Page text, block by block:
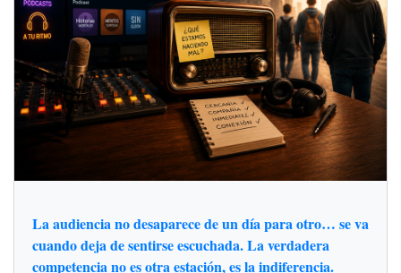
La audiencia no desaparece de un día para otro… se va
cuando deja de sentirse escuchada. La verdadera
competencia no es otra estación, es la indiferencia.